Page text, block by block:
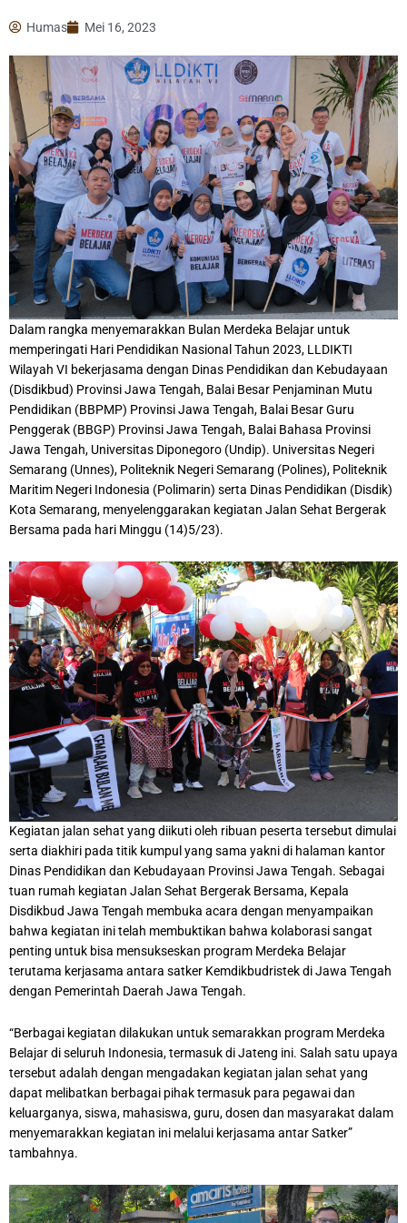
Humas Mei 16, 2023
Dalam rangka menyemarakkan Bulan Merdeka Belajar untuk
memperingati Hari Pendidikan Nasional Tahun 2023, LLDIKTI
Wilayah VI bekerjasama dengan Dinas Pendidikan dan Kebudayaan
(Disdikbud) Provinsi Jawa Tengah, Balai Besar Penjaminan Mutu
Pendidikan (BBPMP) Provinsi Jawa Tengah, Balai Besar Guru
Penggerak (BBGP) Provinsi Jawa Tengah, Balai Bahasa Provinsi
Jawa Tengah, Universitas Diponegoro (Undip). Universitas Negeri
Semarang (Unnes), Politeknik Negeri Semarang (Polines), Politeknik
Maritim Negeri Indonesia (Polimarin) serta Dinas Pendidikan (Disdik)
Kota Semarang, menyelenggarakan kegiatan Jalan Sehat Bergerak
Bersama pada hari Minggu (14)5/23).
Kegiatan jalan sehat yang diikuti oleh ribuan peserta tersebut dimulai
serta diakhiri pada titik kumpul yang sama yakni di halaman kantor
Dinas Pendidikan dan Kebudayaan Provinsi Jawa Tengah. Sebagai
tuan rumah kegiatan Jalan Sehat Bergerak Bersama, Kepala
Disdikbud Jawa Tengah membuka acara dengan menyampaikan
bahwa kegiatan ini telah membuktikan bahwa kolaborasi sangat
penting untuk bisa mensukseskan program Merdeka Belajar
terutama kerjasama antara satker Kemdikbudristek di Jawa Tengah
dengan Pemerintah Daerah Jawa Tengah.
“Berbagai kegiatan dilakukan untuk semarakkan program Merdeka
Belajar di seluruh Indonesia, termasuk di Jateng ini. Salah satu upaya
tersebut adalah dengan mengadakan kegiatan jalan sehat yang
dapat melibatkan berbagai pihak termasuk para pegawai dan
keluarganya, siswa, mahasiswa, guru, dosen dan masyarakat dalam
menyemarakkan kegiatan ini melalui kerjasama antar Satker”
tambahnya.